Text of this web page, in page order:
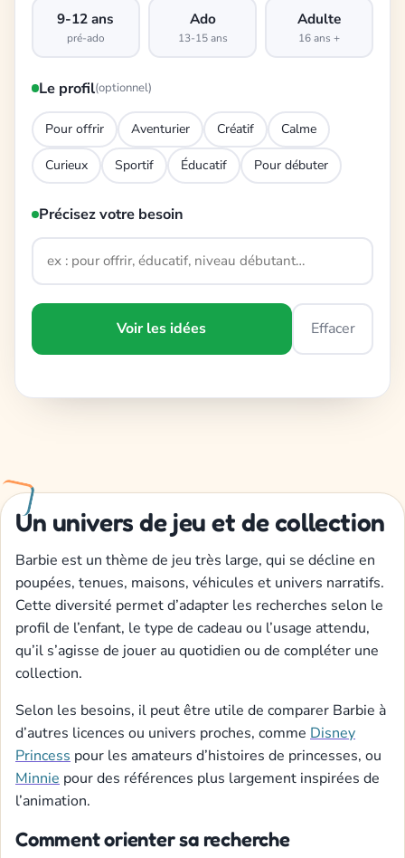
9-12 ans
pré-ado
Ado
13-15 ans
Adulte
16 ans +
Le profil(optionnel)
Pour offrir Aventurier Créatif Calme
Curieux Sportif Éducatif Pour débuter
Précisez votre besoin
Voir les idées Effacer
Un univers de jeu et de collection
Barbie est un thème de jeu très large, qui se décline en
poupées, tenues, maisons, véhicules et univers narratifs.
Cette diversité permet d’adapter les recherches selon le
profil de l’enfant, le type de cadeau ou l’usage attendu,
qu’il s’agisse de jouer au quotidien ou de compléter une
collection.
Selon les besoins, il peut être utile de comparer Barbie à
d’autres licences ou univers proches, comme Disney
Princess pour les amateurs d’histoires de princesses, ou
Minnie pour des références plus largement inspirées de
l’animation.
Comment orienter sa recherche